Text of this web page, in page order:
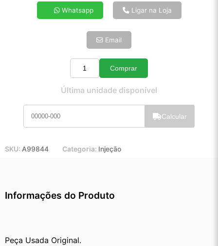
4x de R$ 13,30
5x de R$ 10,78
Whatsapp Ligar na Loja
Email
Quantidade
Comprar
Última unidade disponível
Calcular
SKU: A99844 Categoria: Injeção
Informações do Produto
Peça Usada Original.